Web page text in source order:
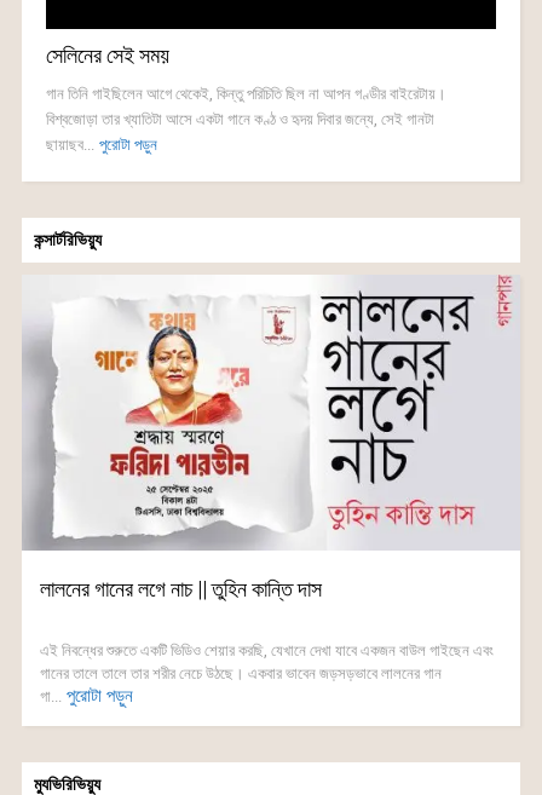
সেলিনের সেই সময়
গান তিনি গাইছিলেন আগে থেকেই, কিন্তু পরিচিতি ছিল না আপন গণ্ডীর বাইরেটায়।
বিশ্বজোড়া তার খ্যাতিটা আসে একটা গানে কণ্ঠ ও হৃদয় দিবার জন্যে, সেই গানটা
ছায়াছব...
পুরোটা পড়ুন
কন্সার্টরিভিয়্যু
লালনের গানের লগে নাচ || তুহিন কান্তি দাস
এই নিবন্ধের শুরুতে একটি ভিডিও শেয়ার করছি, যেখানে দেখা যাবে একজন বাউল গাইছেন এবং
গানের তালে তালে তার শরীর নেচে উঠছে। একবার ভাবেন জড়সড়ভাবে লালনের গান
গা...
পুরোটা পড়ুন
ম্যুভিরিভিয়্যু